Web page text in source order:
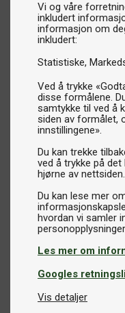
Vi og våre
inkludert
informasjon om
inkludert:
Statistiske
Ved å trykke
disse formålene.
samtykke til ved å
siden av formålet,
innstillingene».
Du kan trekke
ved å trykke på
hjørne av nettsiden.
Du kan lese mer
hvordan vi samler
Les mer om
Googles
Vis detaljer